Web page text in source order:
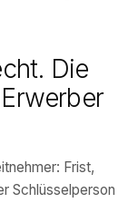
Die
Frist,
Schlüsselperson